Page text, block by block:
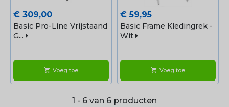
Prijs
€ 309,00
Basic Pro-Line Vrijstaand
G...
shopping_cart Voeg toe
Prijs
€ 59,95
Basic Frame Kledingrek -
Wit
shopping_cart Voeg toe
1 - 6 van 6 producten